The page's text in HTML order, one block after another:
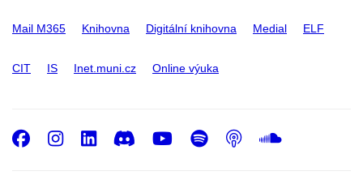
Mail M365 Knihovna Digitální knihovna Medial ELF
CIT IS Inet.muni.cz Online výuka
Facebook
Instagram
LinkedIn
DiscordYoutube
Spotify
Podcast